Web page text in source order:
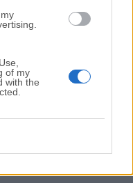
of my
with the